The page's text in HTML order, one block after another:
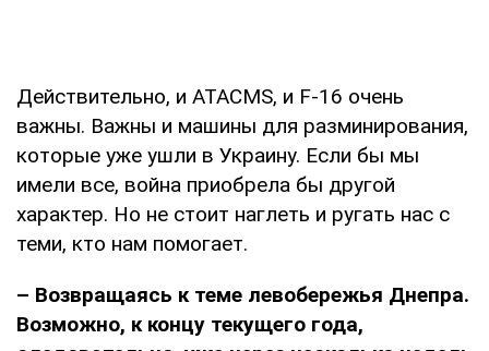
Действительно, и ATACMS, и F-16 очень
важны. Важны и машины для разминирования,
которые уже ушли в Украину. Если бы мы
имели все, война приобрела бы другой
характер. Но не стоит наглеть и ругать нас с
теми, кто нам помогает.
– Возвращаясь к теме левобережья Днепра.
Возможно, к концу текущего года,